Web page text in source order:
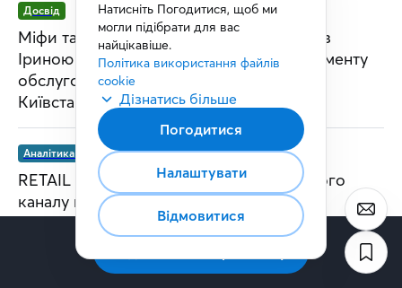
Досвід
Міфи та факти про B2B-сервіс: інтерв’ю з
Іриною Савіцькою, керівницею департаменту
обслуговування корпоративних клієнтів
Київстар
Аналітика та дослідження
RETAIL MEDIA: від полиці до повноцінного
каналу комунікації
Натисніть Погодитися, щоб ми
могли підібрати для вас
найцікавіше.
Політика використання файлів
cookie
Дізнатись більше
Погодитися
Налаштувати
Відмовитися